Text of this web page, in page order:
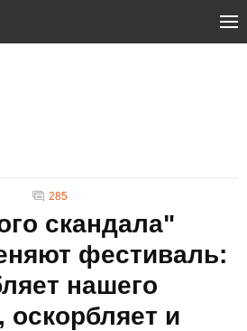
285
скандала"
фестиваль:
нашего
оскорбляет и